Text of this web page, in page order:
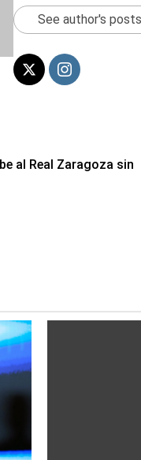
See author's posts
al Real Zaragoza sin